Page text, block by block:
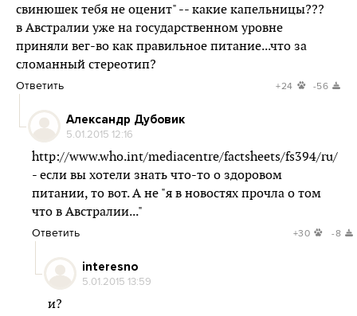
свинюшек тебя не оценит" -- какие капельницы???
в Австралии уже на государственном уровне
приняли вег-во как правильное питание...что за
сломанный стереотип?
Ответить +24 -56
Александр Дубовик
5.01.2015 12:16
http://www.who.int/mediacentre/factsheets/fs394/ru/
- если вы хотели знать что-то о здоровом
питании, то вот. А не "я в новостях прочла о том
что в Австралии..."
Ответить +30 -8
interesno
5.01.2015 13:59
и?